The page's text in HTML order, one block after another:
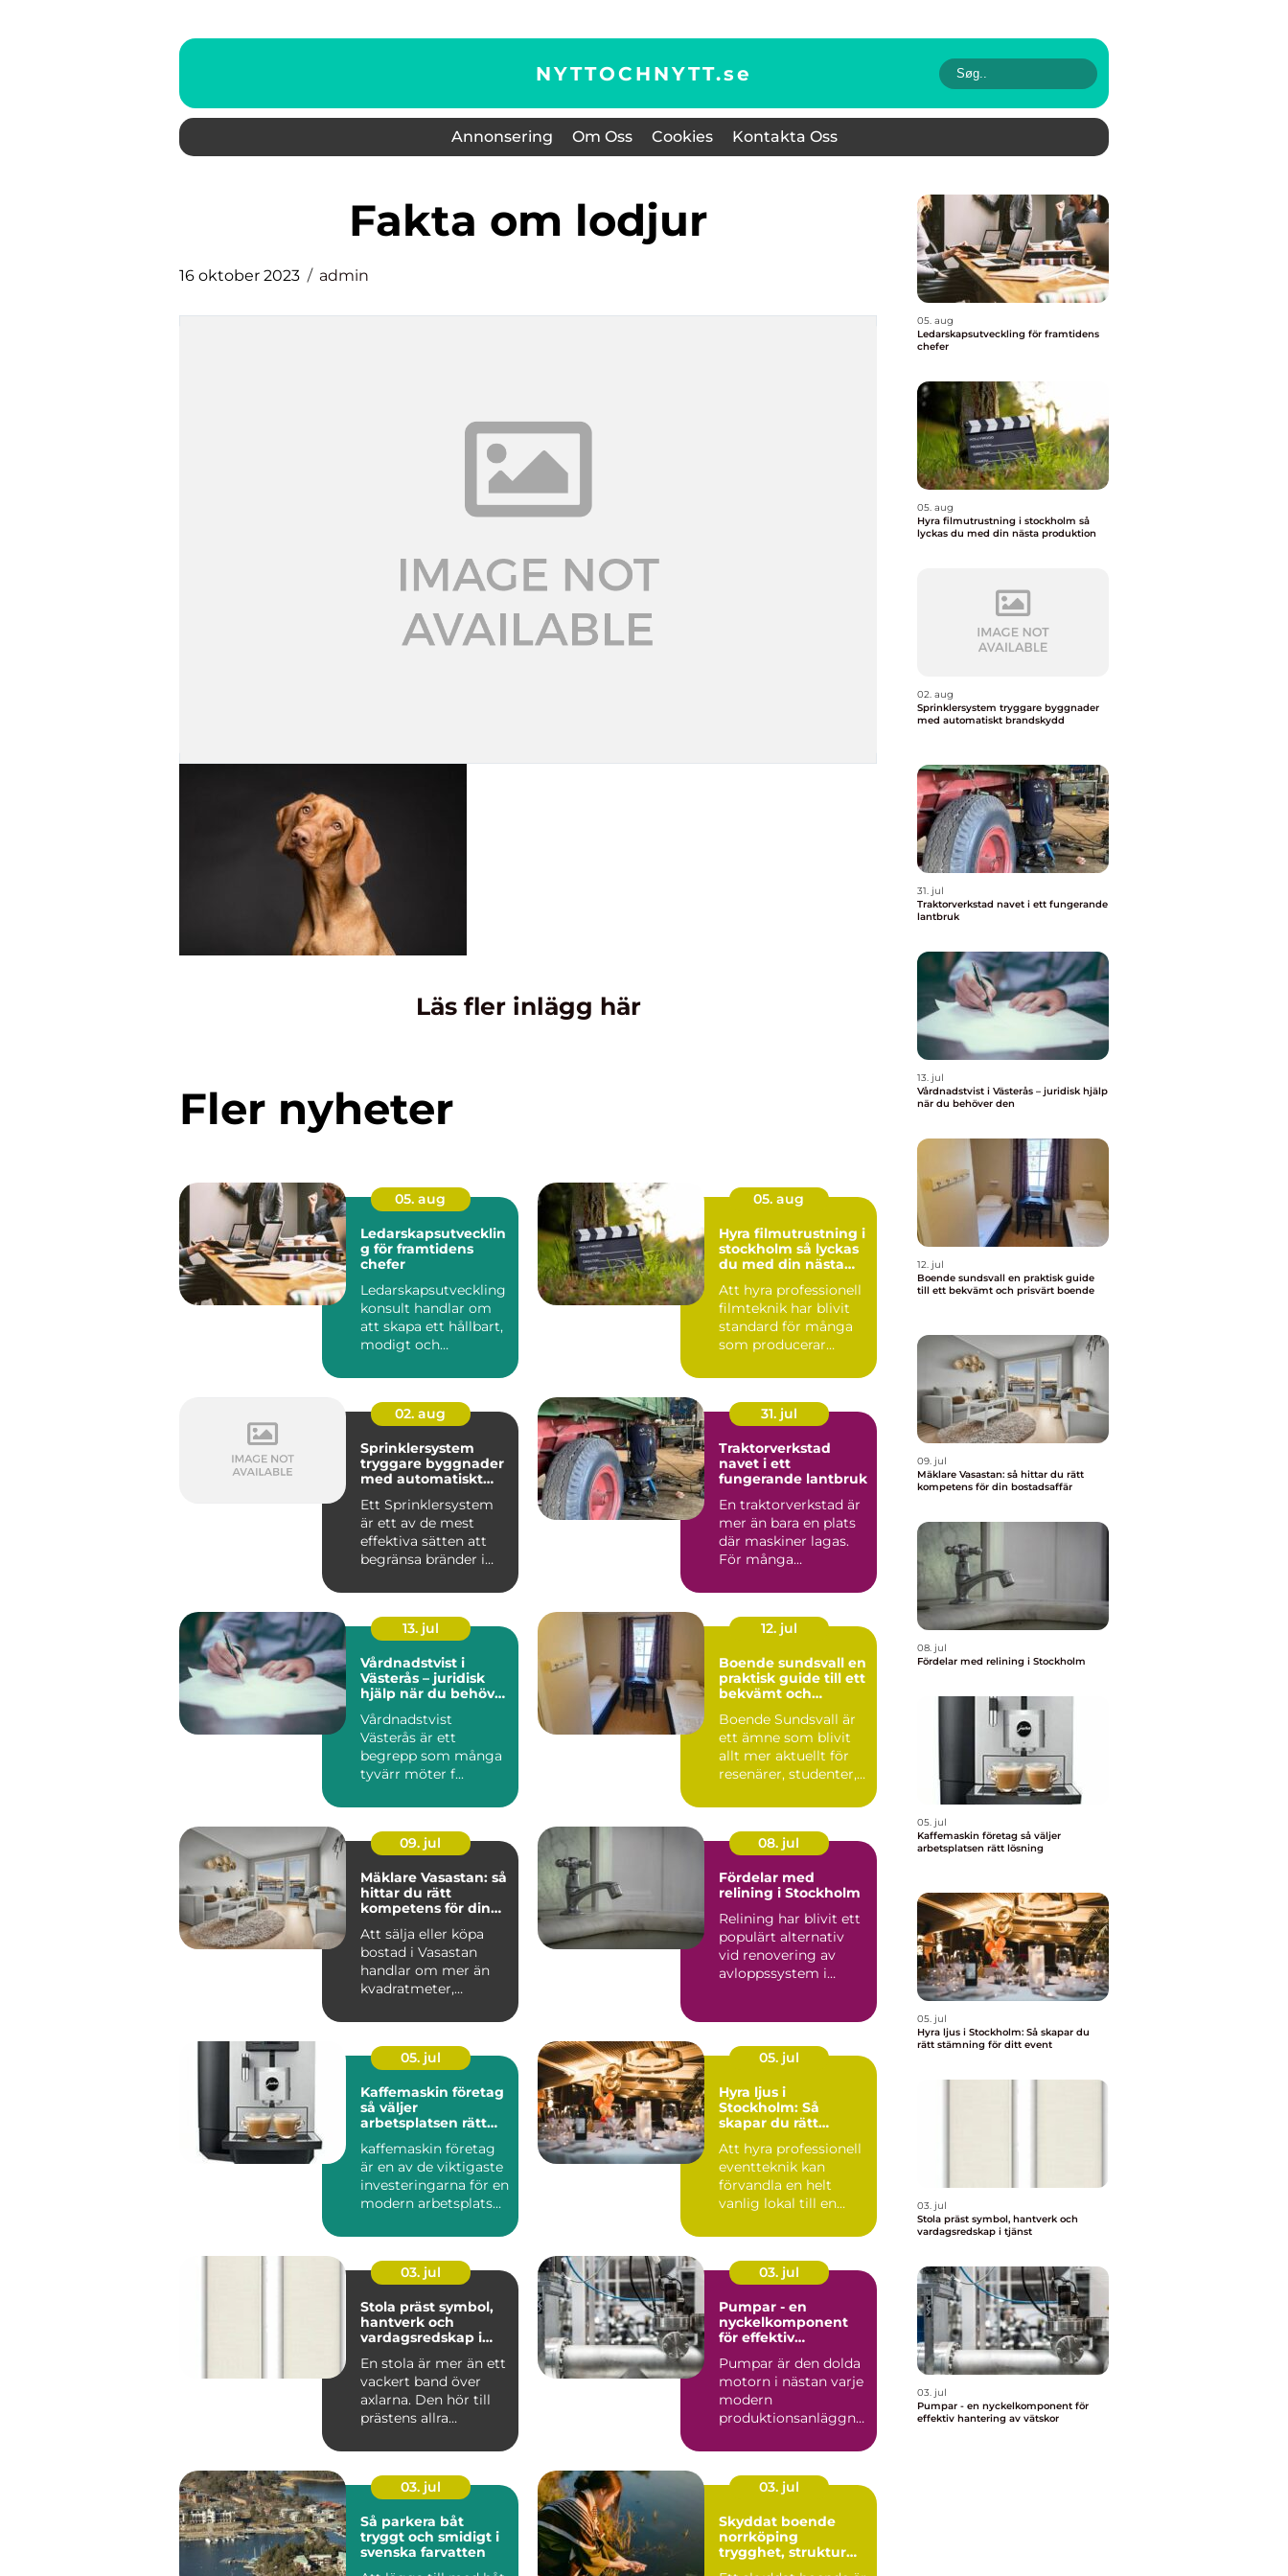
NYTTOCHNYTT.se
Annonsering Om Oss Cookies Kontakta Oss
fakta om lodjur
16 oktober 2023 admin
Läs fler inlägg här
Fler nyheter
05. aug
Ledarskapsutvecklin
g för framtidens
chefer
Ledarskapsutveckling
konsult handlar om
att skapa ett hållbart,
modigt och
05. aug
Hyra filmutrustning i
stockholm så lyckas
du med din nästa
Att hyra professionell
filmteknik har blivit
standard för många
som producerar
webbvideo...
02. aug
Sprinklersystem
tryggare byggnader
med automatiskt
Ett Sprinklersystem
är ett av de mest
effektiva sätten att
begränsa bränder i
up...
31. jul
Traktorverkstad
navet i ett
fungerande lantbruk
En traktorverkstad är
mer än bara en plats
där maskiner lagas.
För många
hjärtat ...
13. jul
Vårdnadstvist i
Västerås – juridisk
hjälp när du behöver
Vårdnadstvist
Västerås är ett
begrepp som många
tyvärr möter f...
12. jul
Boende sundsvall en
praktisk guide till ett
bekvämt och
Boende Sundsvall är
ett ämne som blivit
allt mer aktuellt för
resenärer, studenter,
09. jul
Mäklare Vasastan: så
hittar du rätt
kompetens för din
Att sälja eller köpa
bostad i Vasastan
handlar om mer än
kvadratmeter,
08. jul
Fördelar med
relining i Stockholm
Relining har blivit ett
populärt alternativ
vid renovering av
avloppssystem i
05. jul
Kaffemaskin företag
så väljer
arbetsplatsen rätt
kaffemaskin företag
är en av de viktigaste
investeringarna för en
modern arbetsplats
05. jul
Hyra ljus i
Stockholm: Så
skapar du rätt
event
Att hyra professionell
eventteknik kan
förvandla en helt
vanlig lokal till en
03. jul
Stola präst symbol,
hantverk och
vardagsredskap i
En stola är mer än ett
vackert band över
axlarna. Den hör till
prästens allra
03. jul
Pumpar - en
nyckelkomponent
för effektiv
Pumpar är den dolda
motorn i nästan varje
modern
produktionsanläggni
03. jul
Så parkera båt
tryggt och smidigt i
svenska farvatten
03. jul
Skyddat boende
norrköping
trygghet, struktur
05. aug
Ledarskapsutveckling för framtidens
chefer
05. aug
Hyra filmutrustning i stockholm så
lyckas du med din nästa produktion
02. aug
Sprinklersystem tryggare byggnader
med automatiskt brandskydd
31. jul
Traktorverkstad navet i ett fungerande
lantbruk
13. jul
Vårdnadstvist i Västerås – juridisk hjälp
när du behöver den
12. jul
Boende sundsvall en praktisk guide
till ett bekvämt och prisvärt boende
09. jul
Mäklare Vasastan: så hittar du rätt
kompetens för din bostadsaffär
08. jul
Fördelar med relining i Stockholm
05. jul
Kaffemaskin företag så väljer
arbetsplatsen rätt lösning
05. jul
Hyra ljus i Stockholm: Så skapar du
rätt stämning för ditt event
03. jul
Stola präst symbol, hantverk och
vardagsredskap i tjänst
03. jul
Pumpar - en nyckelkomponent för
effektiv hantering av vätskor